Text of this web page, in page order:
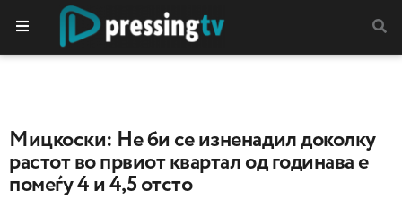
Мицкоски: Не би се изненадил доколку
растот во првиот квартал од годинава е
помеѓу 4 и 4,5 отсто